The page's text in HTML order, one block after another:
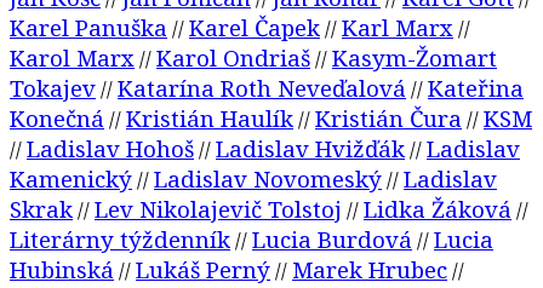
Karel Panuška //Karel Čapek//Karl Marx//
Karol Marx//Karol Ondriaš//Kasym-Žomart
Tokajev//Katarína Roth Neveďalová //Kateřina
Konečná //Kristián Haulík//Kristián Čura //KSM
//Ladislav Hohoš//Ladislav Hvižďák//Ladislav
Kamenický//Ladislav Novomeský//Ladislav
Skrak//Lev Nikolajevič Tolstoj //Lidka Žáková //
Literárny týždenník//Lucia Burdová //Lucia
Hubinská //Lukáš Perný// Marek Hrubec//